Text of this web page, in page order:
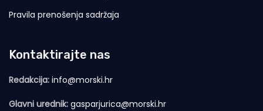
Pravila prenošenja sadržaja
Kontaktirajte nas
Redakcija: info@morski.hr
Glavni urednik: gasparjurica@morski.hr